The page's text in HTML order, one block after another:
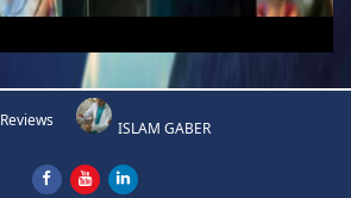
Reviews ISLAM GABER